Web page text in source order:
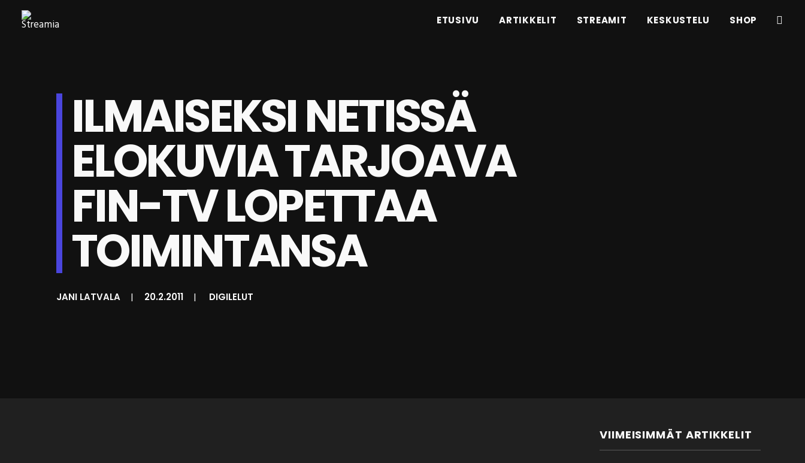
ETUSIVU ARTIKKELIT STREAMIT KESKUSTELU SHOP
ILMAISEKSI NETISSÄ
ELOKUVIA TARJOAVA
FIN-TV LOPETTAA
TOIMINTANSA
JANI LATVALA | 20.2.2011 | DIGILELUT
VIIMEISIMMÄT ARTIKKELIT